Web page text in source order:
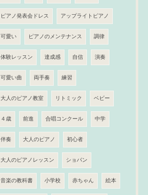
ピアノ発表会ドレス アップライトピアノ
可愛い ピアノのメンテナンス 調律
体験レッスン 達成感 自信 演奏
可愛い曲 両手奏 練習
大人のピアノ教室 リトミック ベビー
４歳 前進 合唱コンクール 中学
伴奏 大人のピアノ 初心者
大人のピアノレッスン ショパン
音楽の教科書 小学校 赤ちゃん 絵本